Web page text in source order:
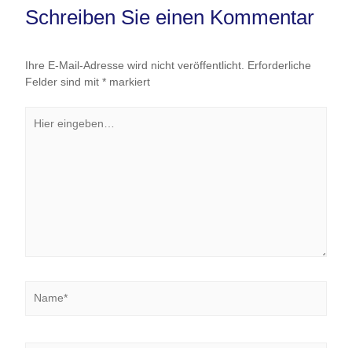
Schreiben Sie einen Kommentar
Ihre E-Mail-Adresse wird nicht veröffentlicht. Erforderliche
Felder sind mit *markiert
eingeben…